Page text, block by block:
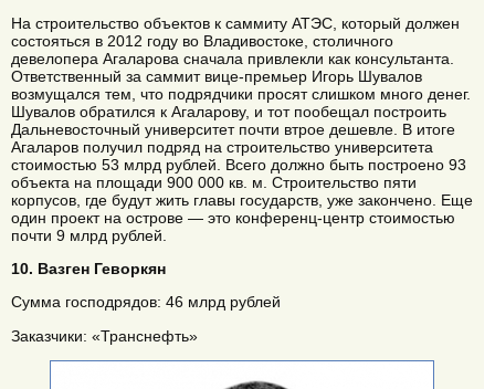
На строительство объектов к саммиту АТЭС, который должен
состояться в 2012 году во Владивостоке, столичного
девелопера Агаларова сначала привлекли как консультанта.
Ответственный за саммит вице-премьер Игорь Шувалов
возмущался тем, что подрядчики просят слишком много денег.
Шувалов обратился к Агаларову, и тот пообещал построить
Дальневосточный университет почти втрое дешевле. В итоге
Агаларов получил подряд на строительство университета
стоимостью 53 млрд рублей. Всего должно быть построено 93
объекта на площади 900 000 кв. м. Строительство пяти
корпусов, где будут жить главы государств, уже закончено. Еще
один проект на острове — это конференц-центр стоимостью
почти 9 млрд рублей.
10. Вазген Геворкян
Сумма господрядов: 46 млрд рублей
Заказчики: «Транснефть»